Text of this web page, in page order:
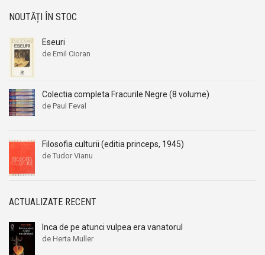
NOUTĂȚI ÎN STOC
Eseuri
de Emil Cioran
Colectia completa Fracurile Negre (8 volume)
de Paul Feval
Filosofia culturii (editia princeps, 1945)
de Tudor Vianu
ACTUALIZATE RECENT
Inca de pe atunci vulpea era vanatorul
de Herta Muller